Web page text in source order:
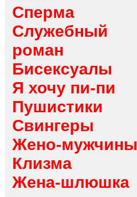
Сперма
Служебный
роман
Бисексуалы
Я хочу пи-пи
Пушистики
Свингеры
Жено-мужчины
Клизма
Жена-шлюшка